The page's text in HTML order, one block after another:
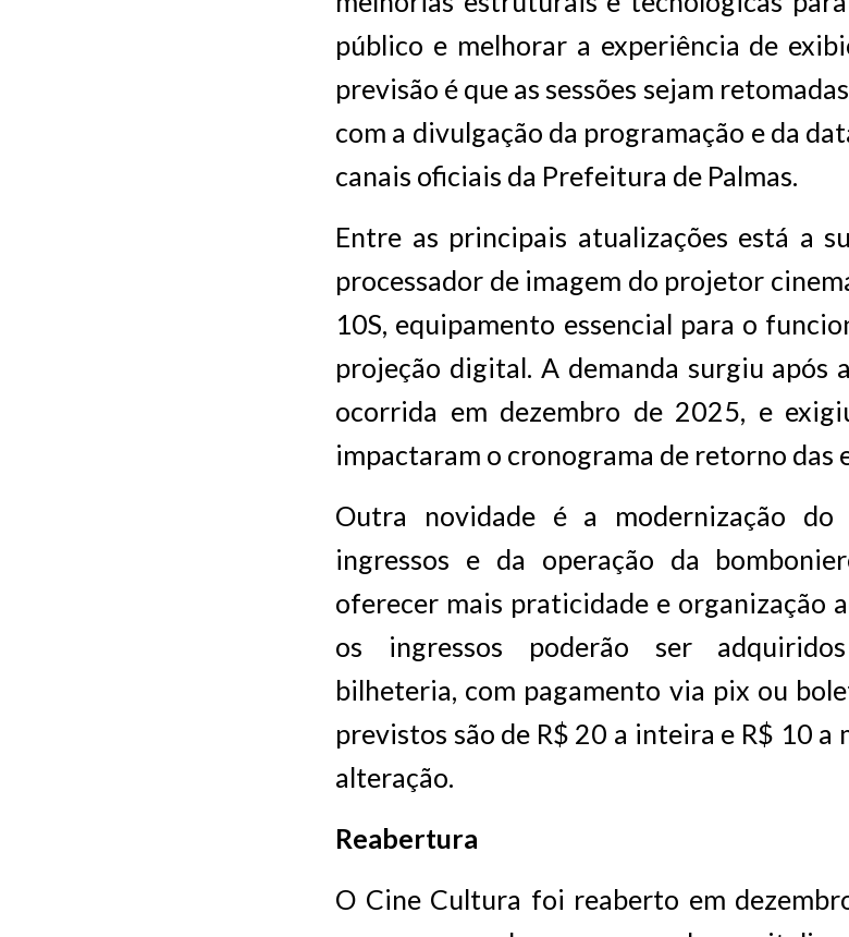
público e melhorar a experiência de
previsão é que as sessões sejam
com a divulgação da programação e da
canais oficiais da Prefeitura de Palmas.
Entre as principais atualizações está a
processador de imagem do projetor
10S, equipamento essencial para o
projeção digital. A demanda surgiu após
ocorrida em dezembro de 2025, e
impactaram o cronograma de retorno das
Outra novidade é a modernização
ingressos e da operação da
oferecer mais praticidade e organização
os ingressos poderão ser
bilheteria, com pagamento via pix ou
previstos são de R$ 20 a inteira e R$ 10 a
alteração.
Reabertura
O Cine Cultura foi reaberto em